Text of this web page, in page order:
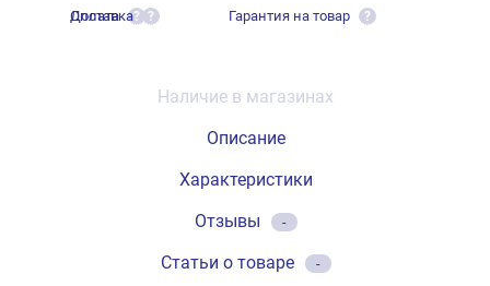
Оплата ?
Доставка ? Гарантия на товар ?
Наличие в магазинах
Описание
Характеристики
Отзывы
-
Статьи о товаре -